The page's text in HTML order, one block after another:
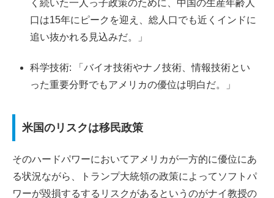
く続いた一人っ子政策のために、中国の生産年齢人
口は15年にピークを迎え、総人口でも近くインドに
追い抜かれる見込みだ。」
科学技術: 「バイオ技術やナノ技術、情報技術とい
った重要分野でもアメリカの優位は明白だ。」
米国のリスクは移民政策
そのハードパワーにおいてアメリカが一方的に優位にあ
る状況ながら、トランプ大統領の政策によってソフトパ
ワーが毀損するするリスクがあるというのがナイ教授の